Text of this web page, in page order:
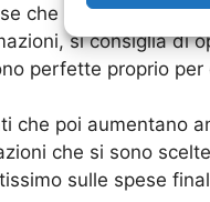
che riguardano un
si consiglia di
perfette proprio per
che poi aumentano
che si sono
sulle spese